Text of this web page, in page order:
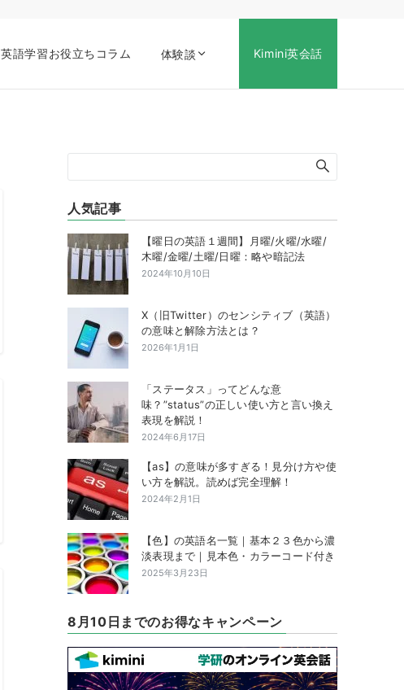
英語学習お役立ちコラム 体験談 Kimini英会話
人気記事
【曜日の英語１週間】月曜/火曜/水曜/
木曜/金曜/土曜/日曜：略や暗記法
2024年10月10日
X（旧Twitter）のセンシティブ（英語）
の意味と解除方法とは？
2026年1月1日
「ステータス」ってどんな意
味？”status”の正しい使い方と言い換え
表現を解説！
2024年6月17日
【as】の意味が多すぎる！見分け方や使
い方を解説。読めば完全理解！
2024年2月1日
【色】の英語名一覧｜基本２３色から濃
淡表現まで｜見本色・カラーコード付き
2025年3月23日
8月10日までのお得なキャンペーン